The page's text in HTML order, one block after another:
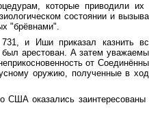
которые приводили их
состоянии и
"брёвнами".
и Иши приказал казнить
арестован. А затем
от
оружию, полученные в
США оказались заинтересованы